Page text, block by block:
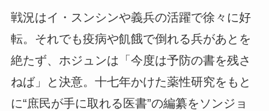
戦況はイ・スンシンや義兵の活躍で徐々に好
転。それでも疫病や飢餓で倒れる兵があとを
絶たず、ホジュンは「今度は予防の書を残さ
ねば」と決意。十七年かけた薬性研究をもと
に“庶民が手に取れる医書”の編纂をソンジョ